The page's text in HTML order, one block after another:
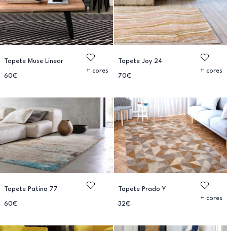
Tapete Muse Linear
60€
+ cores
Tapete Joy 24
70€
+ cores
Tapete Patina 77
60€
Tapete Prado Y
32€
+ cores